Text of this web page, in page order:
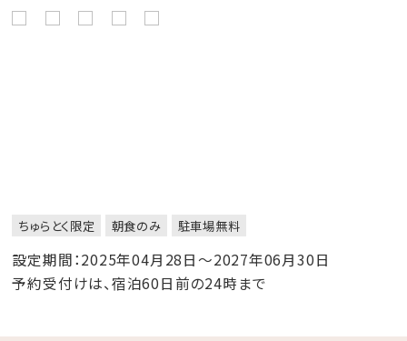
ちゅらとく限定 朝食のみ 駐車場無料
設定期間：2025年04月28日～2027年06月30日
予約受付けは、宿泊60日前の24時まで